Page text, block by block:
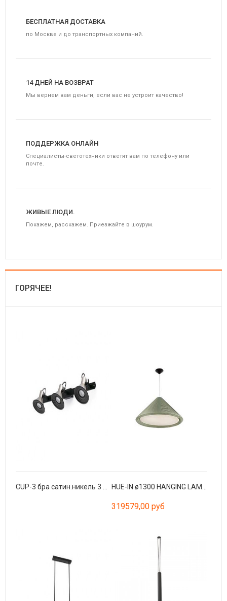
БЕСПЛАТНАЯ ДОСТАВКА
по Москве и до транспортных компаний.
14 ДНЕЙ НА ВОЗВРАТ
Мы вернем вам деньги, если вас не устроит качество!
ПОДДЕРЖКА ОНЛАЙН
Специалисты-светотехники ответят вам по телефону или
почте.
ЖИВЫЕ ЛЮДИ.
Покажем, расскажем. Приезжайте в шоурум.
ГОРЯЧЕЕ!
319579,00 руб